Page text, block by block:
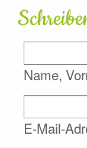
Name,
E-Mail-